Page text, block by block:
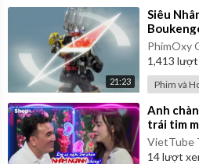
21:23
⁣Siêu
Minh
PhimOxy
1,413 lượt
Phim và
⁣Anh
trái tim
Bạn
VietTube
14lượt